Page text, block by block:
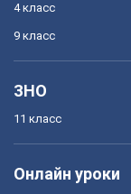
4 класс
9 класс
ЗНО
11 класс
Онлайн уроки